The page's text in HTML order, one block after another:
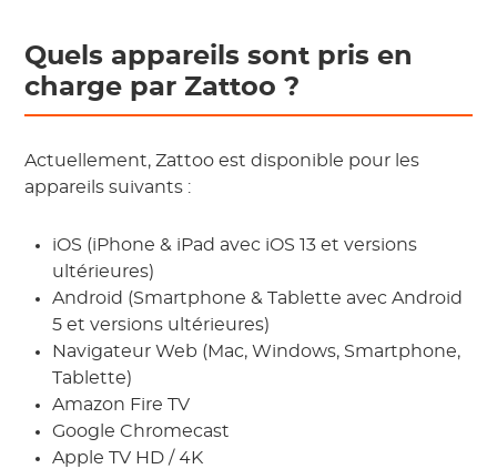
Quels appareils sont pris en
charge par Zattoo ?
Actuellement, Zattoo est disponible pour les
appareils suivants :
iOS (iPhone & iPad avec iOS 13 et versions
ultérieures)
Android (Smartphone & Tablette avec Android
5 et versions ultérieures)
Navigateur Web (Mac, Windows, Smartphone,
Tablette)
Amazon Fire TV
Google Chromecast
Apple TV HD / 4K